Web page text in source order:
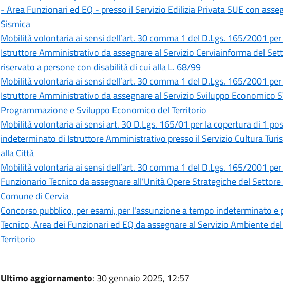
- Area Funzionari ed EQ - presso il Servizio Edilizia Privata SUE con
Sismica
Mobilità volontaria ai sensi dell’art. 30 comma 1 del D.Lgs. 165/2001
Istruttore Amministrativo da assegnare al Servizio Cerviainforma del
riservato a persone con disabilità di cui alla L. 68/99
Mobilità volontaria ai sensi dell’art. 30 comma 1 del D.Lgs. 165/2001
Istruttore Amministrativo da assegnare al Servizio Sviluppo Economico
Programmazione e Sviluppo Economico del Territorio
Mobilità volontaria ai sensi art. 30 D.Lgs. 165/01 per la copertura di 1
indeterminato di Istruttore Amministrativo presso il Servizio Cultura
alla Città
Mobilità volontaria ai sensi dell’art. 30 comma 1 del D.Lgs. 165/2001
Funzionario Tecnico da assegnare all’Unità Opere Strategiche del
Comune di Cervia
Concorso pubblico, per esami, per l'assunzione a tempo indeterminato e
Tecnico, Area dei Funzionari ed EQ da assegnare al Servizio Ambiente
Territorio
Ultimo aggiornamento: 30 gennaio 2025, 12:57